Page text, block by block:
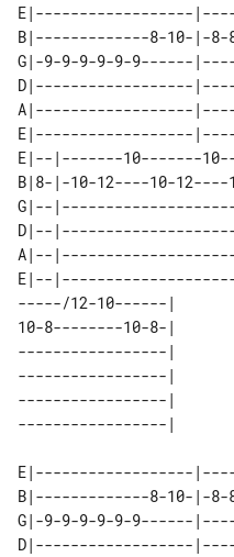
E|------------------
B|-------------8-10-|-8-
G|-9-9-9-9-9-9------
D|------------------
A|------------------
E|------------------
E|--|-------10-------
B|8-|-10-12----10-
G|--
D|--
A|--
E|--
-----/12-10------|
10-8--------10-8-|
-----------------|
-----------------|
-----------------|
E|------------------
B|-------------8-10-|-8-
G|-9-9-9-9-9-9------
D|------------------